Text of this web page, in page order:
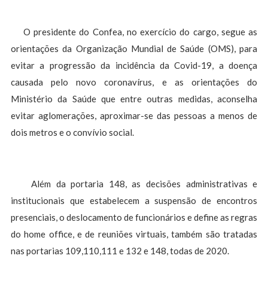
O presidente do Confea, no exercício do cargo, segue as
orientações da Organização Mundial de Saúde (OMS), para
evitar a progressão da incidência da Covid-19, a doença
causada pelo novo coronavírus, e as orientações do
Ministério da Saúde que entre outras medidas, aconselha
evitar aglomerações, aproximar-se das pessoas a menos de
dois metros e o convívio social.
Além da portaria 148, as decisões administrativas e
institucionais que estabelecem a suspensão de encontros
presenciais, o deslocamento de funcionários e define as regras
do home office, e de reuniões virtuais, também são tratadas
nas portarias 109,110,111 e 132 e 148, todas de 2020.